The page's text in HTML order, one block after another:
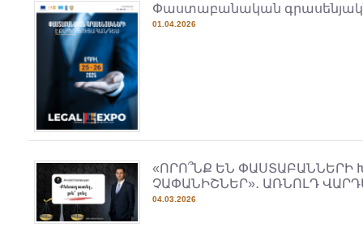
Փաստաբանական
01.04.2026
«ՈՐՈ՞ՆՔ ԵՆ ՓԱՍՏԱԲԱՆՆԵՐԻ
ՉԱՓԱՆԻՇՆԵՐ»․ ԱՌՆՈԼԴ
04.03.2026